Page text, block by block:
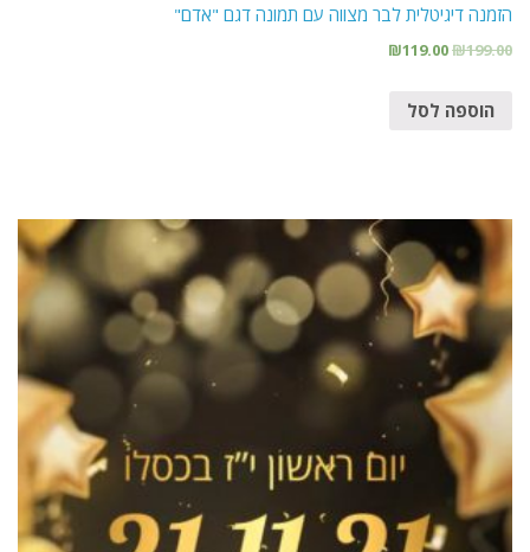
הזמנה דיגיטלית לבר מצווה עם תמונה דגם "אדם"
₪199.00
₪119.00
הוספה לסל